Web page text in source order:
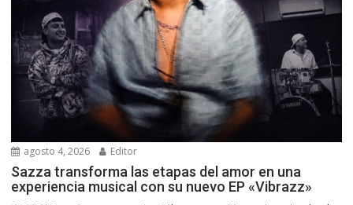
agosto 4, 2026 Editor
Sazza transforma las etapas del amor en una
experiencia musical con su nuevo EP «Vibrazz»